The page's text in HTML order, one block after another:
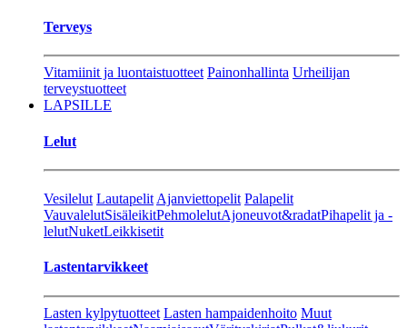
Terveys
Vitamiinit ja luontaistuotteet Painonhallinta Urheilijan
terveystuotteet
LAPSILLE
Lelut
Vesilelut Lautapelit Ajanviettopelit Palapelit
VauvalelutSisäleikitPehmolelutAjoneuvot&radatPihapelit ja -
lelutNuketLeikkisetit
Lastentarvikkeet
Lasten kylpytuotteet Lasten hampaidenhoito Muut